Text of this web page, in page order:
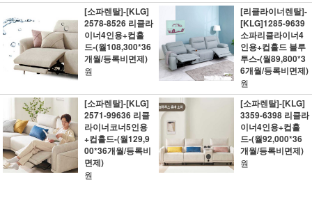
[소파렌탈]-[KLG]
2578-8526 리클라
이너4인용+컵홀
드-(월108,300*36
개월/등록비면제)
원
[리클라이너렌탈]-
[KLG]1285-9639
소파리클라이너4
인용+컵홀드 블루
투스-(월89,800*3
6개월/등록비면제)
원
[소파렌탈]-[KLG]
2571-99636 리클
라이너코너5인용
+컵홀드-(월129,9
00*36개월/등록비
면제)
원
[소파렌탈]-[KLG]
3359-6398 리클라
이너4인용+컵홀
드-(월92,000*36
개월/등록비면제)
원